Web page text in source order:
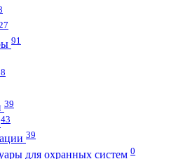
91
39
43
39
для охранных систем 0